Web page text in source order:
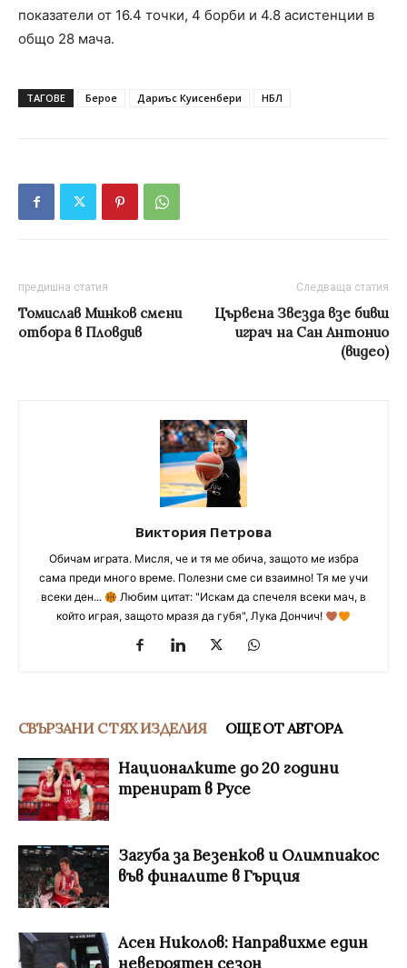
показатели от 16.4 точки, 4 борби и 4.8 асистенции в
общо 28 мача.
ТАГОВЕ Берое Дариъс Куисенбери НБЛ
предишна статия
Томислав Минков смени
отбора в Пловдив
Следваща статия
Цървена Звезда взе бивш
играч на Сан Антонио
(видео)
Виктория Петрова
Обичам играта. Мисля, че и тя ме обича, защото ме избра
сама преди много време. Полезни сме си взаимно! Тя ме учи
всеки ден...
Любим цитат: "Искам да спечеля всеки мач, в
който играя, защото мразя да губя", Лука Дончич!
СВЪРЗАНИ С ТЯХ ИЗДЕЛИЯ ОЩЕ ОТ АВТОРА
Националките до 20 години
тренират в Русе
Загуба за Везенков и Олимпиакос
във финалите в Гърция
Асен Николов: Направихме един
невероятен сезон